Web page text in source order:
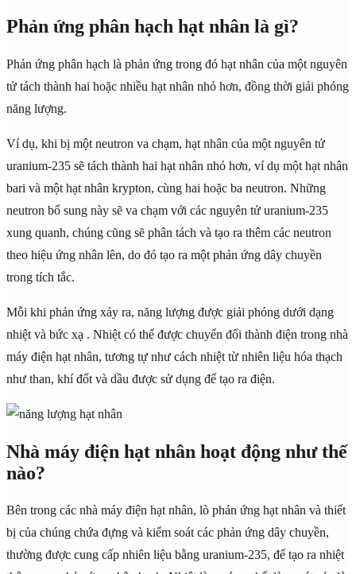
Phản ứng phân hạch hạt nhân là gì?
Phản ứng phân hạch là phản ứng trong đó hạt nhân của một nguyên
tử tách thành hai hoặc nhiều hạt nhân nhỏ hơn, đồng thời giải phóng
năng lượng.
Ví dụ, khi bị một neutron va chạm, hạt nhân của một nguyên tử
uranium-235 sẽ tách thành hai hạt nhân nhỏ hơn, ví dụ một hạt nhân
bari và một hạt nhân krypton, cùng hai hoặc ba neutron. Những
neutron bổ sung này sẽ va chạm với các nguyên tử uranium-235
xung quanh, chúng cũng sẽ phân tách và tạo ra thêm các neutron
theo hiệu ứng nhân lên, do đó tạo ra một phản ứng dây chuyền
trong tích tắc.
Mỗi khi phản ứng xảy ra, năng lượng được giải phóng dưới dạng
nhiệt và bức xạ . Nhiệt có thể được chuyển đổi thành điện trong nhà
máy điện hạt nhân, tương tự như cách nhiệt từ nhiên liệu hóa thạch
như than, khí đốt và dầu được sử dụng để tạo ra điện.
Nhà máy điện hạt nhân hoạt động như thế
nào?
Bên trong các nhà máy điện hạt nhân, lò phản ứng hạt nhân và thiết
bị của chúng chứa đựng và kiểm soát các phản ứng dây chuyền,
thường được cung cấp nhiên liệu bằng uranium-235, để tạo ra nhiệt